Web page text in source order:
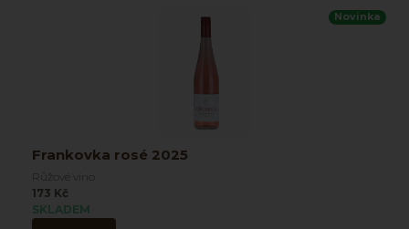
Novinka
Frankovka rosé 2025
Růžové víno
173 Kč
SKLADEM